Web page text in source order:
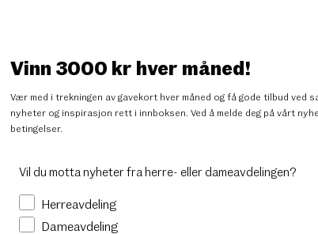
Vinn 3000 kr hver måned!
Vær med i trekningen av gavekort hver måned og få gode tilbud ved
nyheter og inspirasjon rett i innboksen. Ved å melde deg på vårt
betingelser.
Vil du motta nyheter fra herre- eller dameavdelingen?
Herreavdeling
Dameavdeling